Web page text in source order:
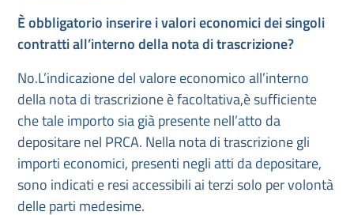
È obbligatorio inserire i valori economici dei singoli
contratti all’interno della nota di trascrizione?
No.L’indicazione del valore economico all’interno
della nota di trascrizione è facoltativa,è sufficiente
che tale importo sia già presente nell’atto da
depositare nel PRCA. Nella nota di trascrizione gli
importi economici, presenti negli atti da depositare,
sono indicati e resi accessibili ai terzi solo per volontà
delle parti medesime.